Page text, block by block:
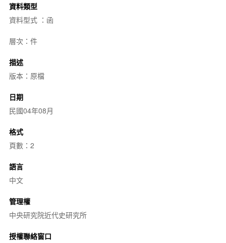
資料類型
資料型式 ：函
層次：件
描述
版本：原檔
日期
民國04年08月
格式
頁數：2
語言
中文
管理權
中央研究院近代史研究所
授權聯絡窗口